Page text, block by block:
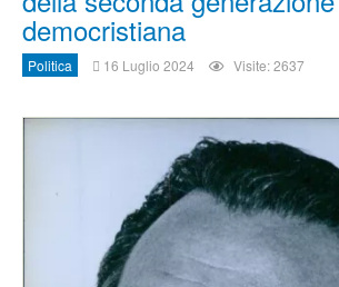
democristiana
Politica 16 Luglio 2024 Visite: 2637